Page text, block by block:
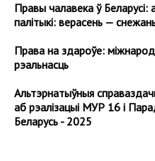
Правы чалавека ў
палітыкі: верасень —
Права на здароўе:
рэальнасць
Альтэрнатыўныя
аб рэалізацыі МУР 16 і
Беларусь - 2025